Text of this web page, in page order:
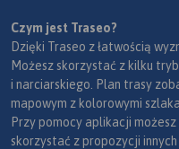
Czym jest Traseo?
Dzięki Traseo z łatwością
Możesz skorzystać z kilku
i narciarskiego. Plan trasy
mapowym z kolorowymi
Przy pomocy aplikacji
skorzystać z propozycji